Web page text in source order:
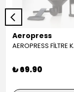
Aeropress
₺ 69.90